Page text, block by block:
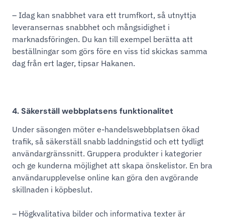
– Idag kan snabbhet vara ett trumfkort, så utnyttja
leveransernas snabbhet och mångsidighet i
marknadsföringen. Du kan till exempel berätta att
beställningar som görs före en viss tid skickas samma
dag från ert lager, tipsar Hakanen.
4. Säkerställ webbplatsens funktionalitet
Under säsongen möter e-handelswebbplatsen ökad
trafik, så säkerställ snabb laddningstid och ett tydligt
användargränssnitt. Gruppera produkter i kategorier
och ge kunderna möjlighet att skapa önskelistor. En bra
användarupplevelse online kan göra den avgörande
skillnaden i köpbeslut.
– Högkvalitativa bilder och informativa texter är